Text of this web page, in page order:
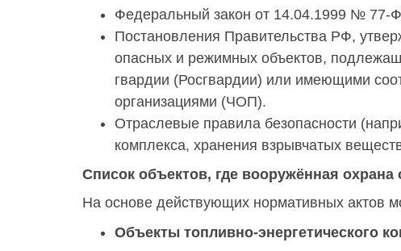
Федеральный закон от 14.04.1999 № 77-
Постановления Правительства РФ,
опасных и режимных объектов,
гвардии (Росгвардии) или имеющими
организациями (ЧОП).
Отраслевые правила безопасности
комплекса, хранения взрывчатых
Список объектов, где вооружённая охрана
На основе действующих нормативных актов
Объекты топливно-энергетического